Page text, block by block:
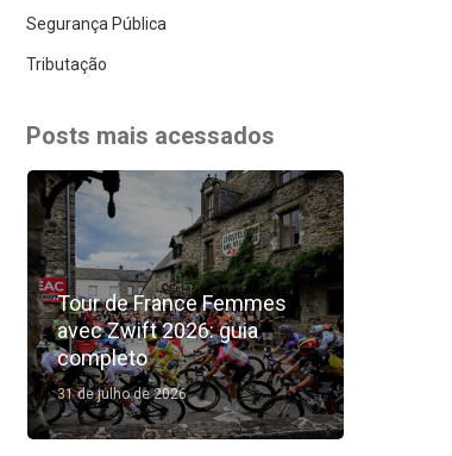
Segurança Pública
Tributação
Posts mais acessados
Tour de France Femmes
avec Zwift 2026: guia
completo
31 de julho de 2026